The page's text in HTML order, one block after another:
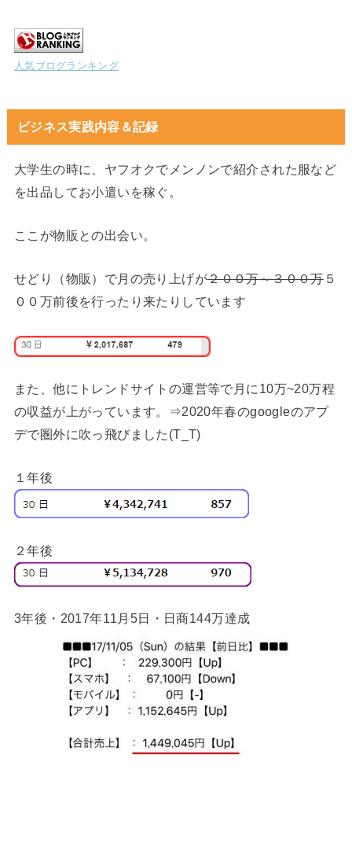
人気ブログランキング
ビジネス実践内容＆記録
大学生の時に、ヤフオクでメンノンで紹介された服など
を出品してお小遣いを稼ぐ。
ここが物販との出会い。
せどり（物販）で月の売り上げが２００万～３００万５
００万前後を行ったり来たりしています
また、他にトレンドサイトの運営等で月に10万~20万程
の収益が上がっています。⇒2020年春のgoogleのアプ
デで圏外に吹っ飛びました(T_T)
１年後
２年後
3年後・2017年11月5日・日商144万達成